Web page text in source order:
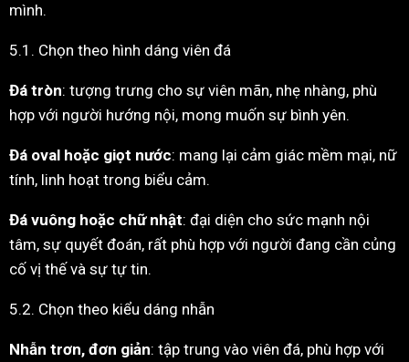
mình.
5.1. Chọn theo hình dáng viên đá
Đá tròn: tượng trưng cho sự viên mãn, nhẹ nhàng, phù
hợp với người hướng nội, mong muốn sự bình yên.
Đá oval hoặc giọt nước: mang lại cảm giác mềm mại, nữ
tính, linh hoạt trong biểu cảm.
Đá vuông hoặc chữ nhật: đại diện cho sức mạnh nội
tâm, sự quyết đoán, rất phù hợp với người đang cần củng
cố vị thế và sự tự tin.
5.2. Chọn theo kiểu dáng nhẫn
Nhẫn trơn, đơn giản: tập trung vào viên đá, phù hợp với